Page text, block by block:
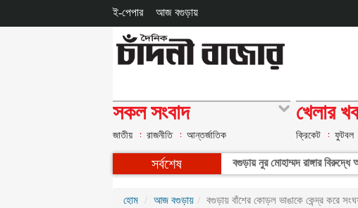
ই-পেপার আজ বগুড়ায়
সকল সংবাদ
জাতীয় রাজনীতি আন্তর্জাতিক
খেলার
ক্রিকেট ফুটবল
সর্বশেষ বগুড়ায় নুর মোহাম্মদ রাঙ্গার
হোম আজ বগুড়ায় বগুড়ায় বাঁশের কোড়ল ভাঙাকে কেন্দ্র করে